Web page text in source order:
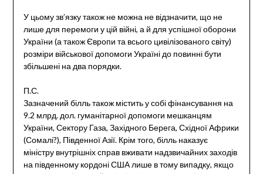
У цьому зв’язку також не можна не відзначити, що не
лише для перемоги у цій війні, а й для успішної оборони
України (а також Європи та всього цивілізованого світу)
розміри військової допомоги Україні до повинні бути
збільшені на два порядки.
П.С.
Зазначений білль також містить у собі фінансування на
9.2 млрд. дол. гуманітарної допомоги мешканцям
України, Сектору Газа, Західного Берега, Східної Африки
(Сомалі?), Південної Азії. Крім того, білль наказує
міністру внутрішніх справ вживати надзвичайних заходів
на південному кордоні США лише в тому випадку, якщо